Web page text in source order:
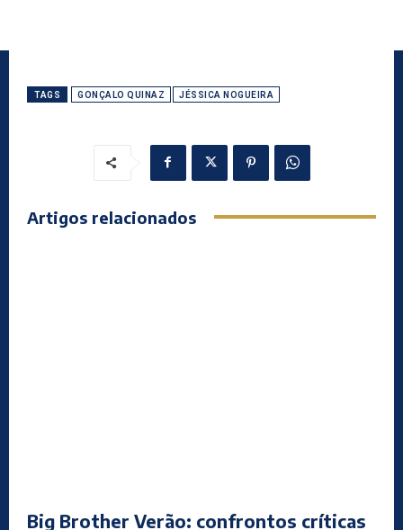
TAGS GONÇALO QUINAZ JÉSSICA NOGUEIRA
Artigos relacionados
Big Brother Verão: confrontos críticas